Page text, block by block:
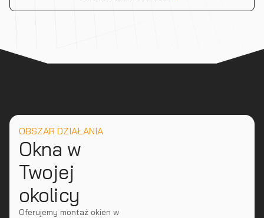
OBSZAR DZIAŁANIA
Okna w
Twojej
okolicy
Oferujemy montaż okien w